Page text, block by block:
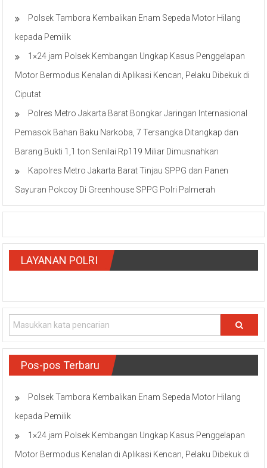
Polsek Tambora Kembalikan Enam Sepeda Motor Hilang
kepada Pemilik
1×24 jam Polsek Kembangan Ungkap Kasus Penggelapan
Motor Bermodus Kenalan di Aplikasi Kencan, Pelaku Dibekuk di
Ciputat
Polres Metro Jakarta Barat Bongkar Jaringan Internasional
Pemasok Bahan Baku Narkoba, 7 Tersangka Ditangkap dan
Barang Bukti 1,1 ton Senilai Rp119 Miliar Dimusnahkan
Kapolres Metro Jakarta Barat Tinjau SPPG dan Panen
Sayuran Pokcoy Di Greenhouse SPPG Polri Palmerah
LAYANAN POLRI
Pos-pos Terbaru
Polsek Tambora Kembalikan Enam Sepeda Motor Hilang
kepada Pemilik
1×24 jam Polsek Kembangan Ungkap Kasus Penggelapan
Motor Bermodus Kenalan di Aplikasi Kencan, Pelaku Dibekuk di